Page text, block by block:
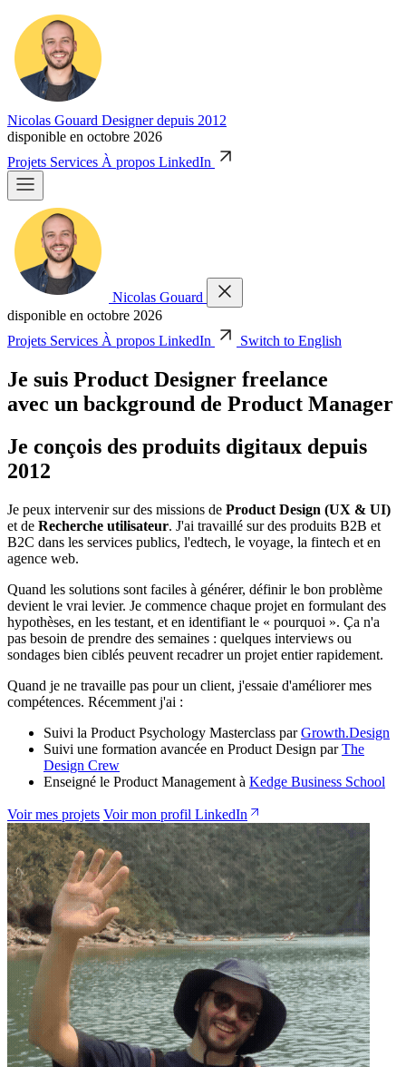
Nicolas Gouard Designer depuis 2012
disponible en octobre 2026
Projets Services À propos LinkedIn
Nicolas Gouard
disponible en octobre 2026
Projets Services À propos LinkedIn Switch to English
Je suis Product Designer freelance
avec un background de Product Manager
Je conçois des produits digitaux depuis
2012
Je peux intervenir sur des missions de Product Design (UX & UI)
et de Recherche utilisateur. J'ai travaillé sur des produits B2B et
B2C dans les services publics, l'edtech, le voyage, la fintech et en
agence web.
Quand les solutions sont faciles à générer, définir le bon problème
devient le vrai levier. Je commence chaque projet en formulant des
hypothèses, en les testant, et en identifiant le « pourquoi ». Ça n'a
pas besoin de prendre des semaines : quelques interviews ou
sondages bien ciblés peuvent recadrer un projet entier rapidement.
Quand je ne travaille pas pour un client, j'essaie d'améliorer mes
compétences. Récemment j'ai :
Suivi la Product Psychology Masterclass parGrowth.Design
Suivi une formation avancée en Product Design parThe
Design Crew
Enseigné le Product Management à Kedge Business School
Voir mes projets Voir mon profil LinkedIn